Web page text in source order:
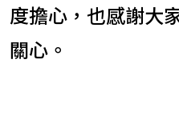
度擔心，也感謝大
關心。